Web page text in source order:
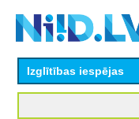
Izglītības iespējas